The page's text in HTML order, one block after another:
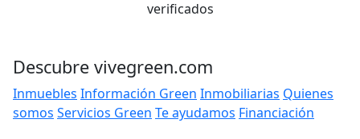
verificados
Descubre vivegreen.com
Inmuebles Información Green Inmobiliarias Quienes
somos Servicios Green Te ayudamos Financiación